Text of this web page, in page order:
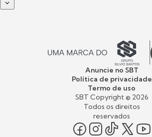
Anuncie no SBT
Política de privacidade
Termo de uso
SBT Copyright © 2026
Todos os direitos
reservados